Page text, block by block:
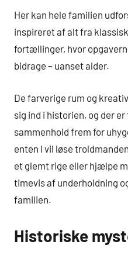
Her kan hele familien
inspireret af alt fra
fortællinger, hvor
bidrage – uanset alder.
De farverige rum og
sig ind i historien, og der er
sammenhold frem for
enten I vil løse
et glemt rige eller hjælpe
timevis af underholdning
familien.
Historiske